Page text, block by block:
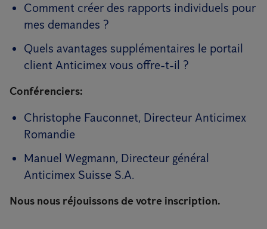
Comment créer des rapports individuels pour
mes demandes ?
Quels avantages supplémentaires le portail
client Anticimex vous offre-t-il ?
Conférenciers:
Christophe Fauconnet, Directeur Anticimex
Romandie
Manuel Wegmann, Directeur général
Anticimex Suisse S.A.
Nous nous réjouissons de votre inscription.